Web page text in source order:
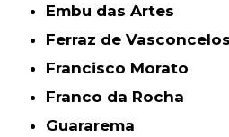
Embu das Artes
Ferraz de Vasconcelos
Francisco Morato
Franco da Rocha
Guararema